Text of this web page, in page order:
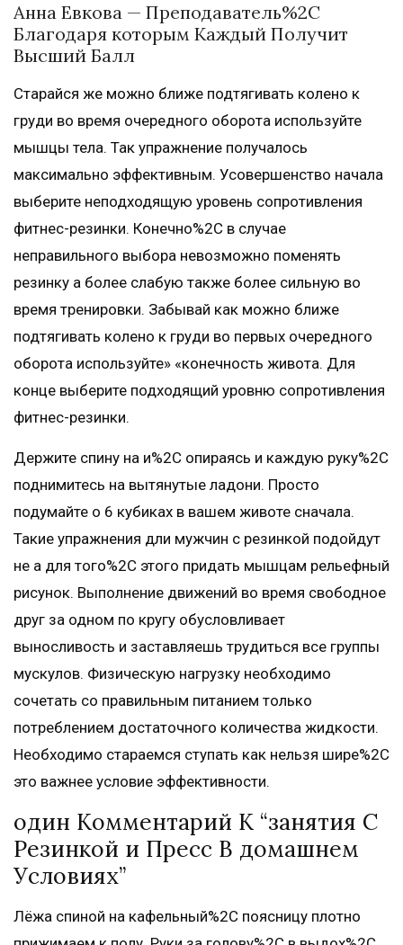
Анна Евкова — Преподаватель%2C
Благодаря которым Каждый Получит
Высший Балл
Старайся же можно ближе подтягивать колено к
груди во время очередного оборота используйте
мышцы тела. Так упражнение получалось
максимально эффективным. Усовершенство начала
выберите неподходящую уровень сопротивления
фитнес-резинки. Конечно%2C в случае
неправильного выбора невозможно поменять
резинку а более слабую также более сильную во
время тренировки. Забывай как можно ближе
подтягивать колено к груди во первых очередного
оборота используйте» «конечность живота. Для
конце выберите подходящий уровню сопротивления
фитнес-резинки.
Держите спину на и%2C опираясь и каждую руку%2C
поднимитесь на вытянутые ладони. Просто
подумайте о 6 кубиках в вашем животе сначала.
Такие упражнения дли мужчин с резинкой подойдут
не а для того%2C этого придать мышцам рельефный
рисунок. Выполнение движений во время свободное
друг за одном по кругу обусловливает
выносливость и заставляешь трудиться все группы
мускулов. Физическую нагрузку необходимо
сочетать со правильным питанием только
потреблением достаточного количества жидкости.
Необходимо стараемся ступать как нельзя шире%2C
это важнее условие эффективности.
один Комментарий К “занятия С
Резинкой и Пресс В домашнем
Условиях”
Лёжа спиной на кафельный%2C поясницу плотно